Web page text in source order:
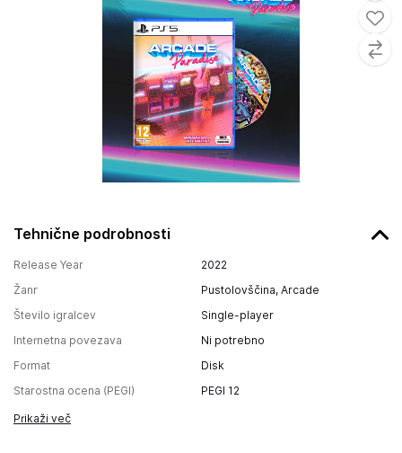
Tehnične podrobnosti
Release Year
2022
Žanr
Pustolovščina, Arcade
Število igralcev
Single-player
Internetna povezava
Ni potrebno
Format
Disk
Starostna ocena (PEGI)
PEGI 12
Prikaži več